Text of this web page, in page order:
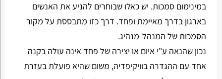
במינימום סמכות. יש כאלו שבוחרים להניע את האנשים
בארגון בדרך מאיימת ופחד. דרך כזו מתבססת על מקור
הסמכות של המנהל-מנהיג.
נכון שהנאה ע"י איום או יצירה של פחד אינה עולה בקנה
אחד עם ההגדרה בוויקיפדיה, משום שהיא פועלת בעזרת